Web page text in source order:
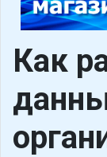
Как